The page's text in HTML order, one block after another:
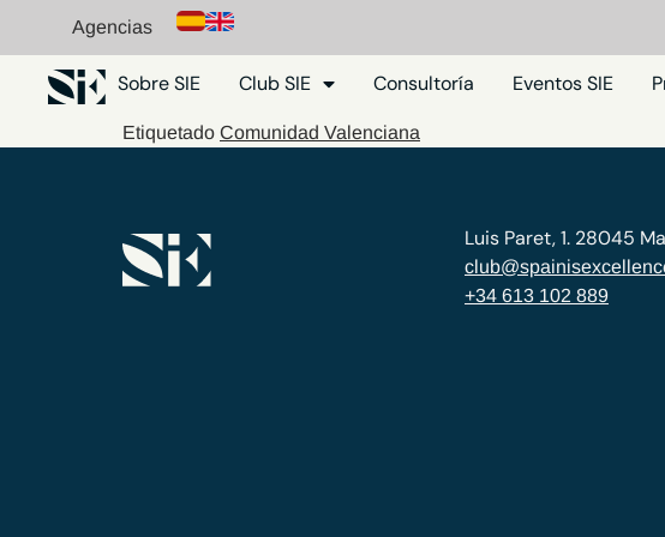
Agencias
Sobre SIE Club SIE Consultoría Eventos SIE
Etiquetado Comunidad Valenciana
Luis Paret, 1. 28045
+34 613 102 889